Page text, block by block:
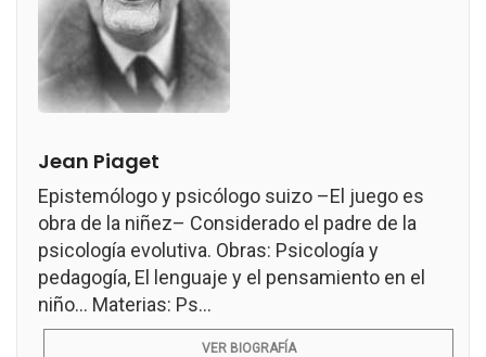
Jean Piaget
Epistemólogo y psicólogo suizo –El juego es
obra de la niñez– Considerado el padre de la
psicología evolutiva. Obras: Psicología y
pedagogía, El lenguaje y el pensamiento en el
niño... Materias: Ps...
VER BIOGRAFÍA